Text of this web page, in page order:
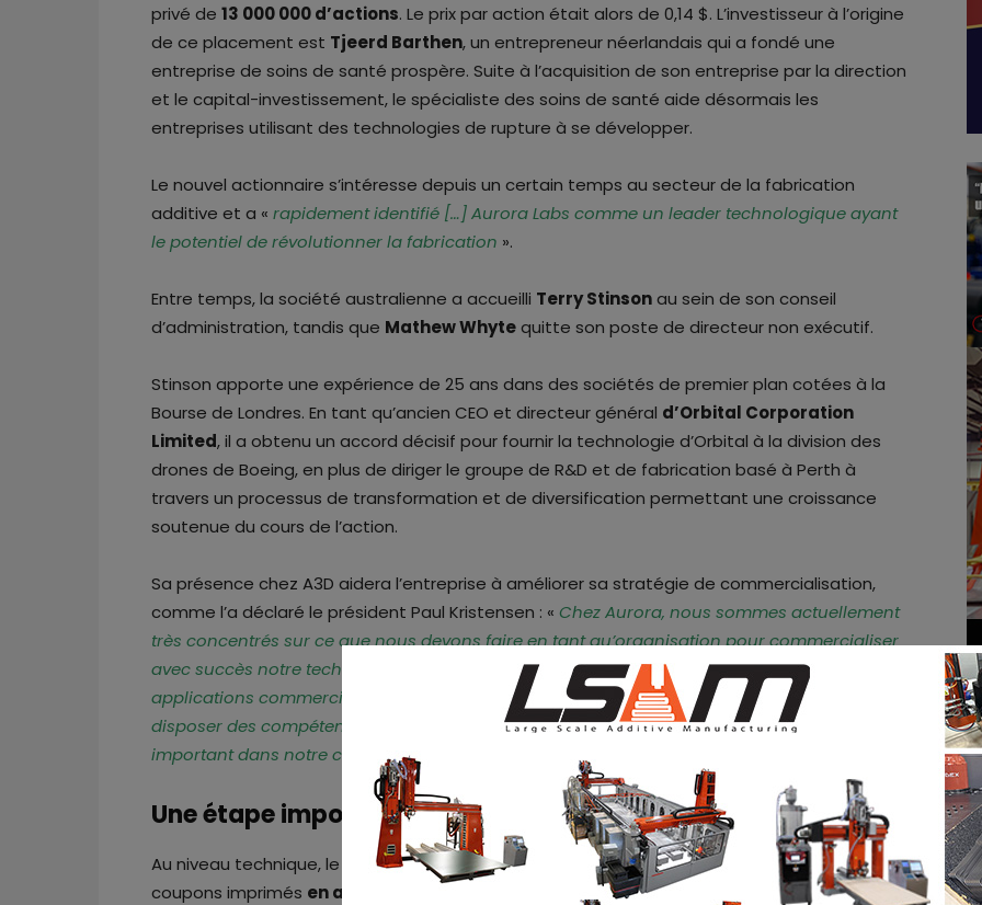
privé de 13 000 000 d’actions. Le prix par action était alors de 0,14 $. L’investisseur à l’origine
de ce placement est Tjeerd Barthen, un entrepreneur néerlandais qui a fondé une
entreprise de soins de santé prospère. Suite à l’acquisition de son entreprise par la direction
et le capital-investissement, le spécialiste des soins de santé aide désormais les
entreprises utilisant des technologies de rupture à se développer.
Le nouvel actionnaire s’intéresse depuis un certain temps au secteur de la fabrication
additive et a « rapidement identifié […] Aurora Labs comme un leader technologique ayant
le potentiel de révolutionner la fabrication ».
Entre temps, la société australienne a accueilli Terry Stinsonau sein de son conseil
d’administration, tandis que Mathew Whytequitte son poste de directeur non exécutif.
Stinson apporte une expérience de 25 ans dans des sociétés de premier plan cotées à la
Bourse de Londres. En tant qu’ancien CEO et directeur général d’Orbital Corporation
Limited, il a obtenu un accord décisif pour fournir la technologie d’Orbital à la division des
drones de Boeing, en plus de diriger le groupe de R&D et de fabrication basé à Perth à
travers un processus de transformation et de diversification permettant une croissance
soutenue du cours de l’action.
Sa présence chez A3D aidera l’entreprise à améliorer sa stratégie de commercialisation,
comme l’a déclaré le président Paul Kristensen : « Chez Aurora, nous sommes actuellement
très concentrés sur ce que nous devons faire en tant qu’organisation pour commercialiser
avec succès notre technologie d’impression 3D métallique, en particulier dans les
applications commerciales à grande échelle. Nous avons identifié que l’entreprise doit
disposer des compétences et de l’expérience nécessaires pour soutenir ce changement
important dans notre croissance en tant qu’entreprise
Une étape importante vers la validation des processus
Au niveau technique, le fabricant de l’imprimante RMP1 Beta a testé des échantillons de
coupons imprimés en acier inoxydable 316L
. Ces tests ont été effectués dans un